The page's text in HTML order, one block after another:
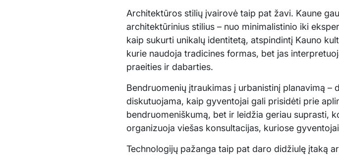
Architektūros stilių įvairovė taip pat žavi. Kaune
architektūrinius stilius – nuo minimalistinio iki
kaip sukurti unikalų identitetą, atspindintį Kauno
kurie naudoja tradicines formas, bet jas
praeities ir dabarties.
Bendruomenių įtraukimas į urbanistinį planavimą –
diskutuojama, kaip gyventojai gali prisidėti prie
bendruomeniškumą, bet ir leidžia geriau suprasti,
organizuoja viešas konsultacijas, kuriose
Technologijų pažanga taip pat daro didžiulę įtaką